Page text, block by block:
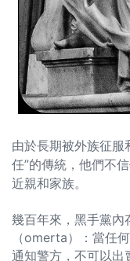
由於長期被外族征服
任”的傳統，他們不
近親和家族。
幾百年來，黑手黨內
（omerta）：當任
通知警方，不可以出